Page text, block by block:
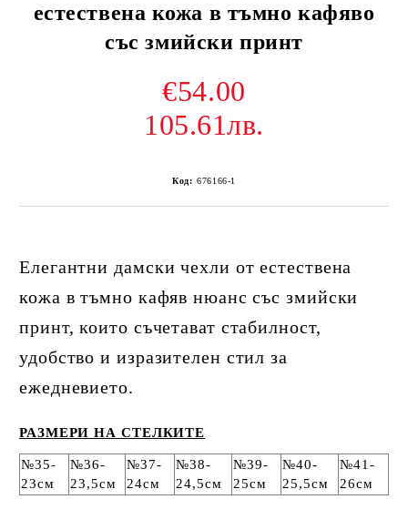
естествена кожа в тъмно кафяво
със змийски принт
€54.00
105.61лв.
Код: 676166-1
Елегантни дамски чехли от естествена
кожа в тъмно кафяв нюанс със змийски
принт, които съчетават стабилност,
удобство и изразителен стил за
ежедневието.
РАЗМЕРИ НА СТЕЛКИТЕ
№35-
23см
№36-
23,5см
№37-
24см
№38-
24,5см
№39-
25см
№40-
25,5см
№41-
26см